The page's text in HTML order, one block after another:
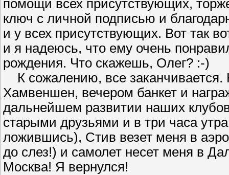
помощи всех присутствующих,
ключ с личной подписью и
и у всех присутствующих. Вот так
и я надеюсь, что ему очень
рождения. Что скажешь, Олег? :-)
К сожалению, все
Хамвеншен, вечером банкет и
дальнейшем развитии наших
старыми друзьями и в три часа
ложившись), Стив везет меня в
до слез!) и самолет несет меня в
Москва! Я вернулся!